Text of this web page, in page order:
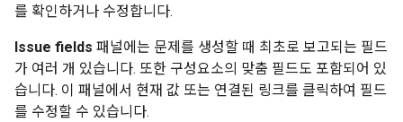
를 확인하거나 수정합니다.
Issue fields 패널에는 문제를 생성할 때 최초로 보고되는 필드
가 여러 개 있습니다. 또한 구성요소의 맞춤 필드도 포함되어 있
습니다. 이 패널에서 현재 값 또는 연결된 링크를 클릭하여 필드
를 수정할 수 있습니다.